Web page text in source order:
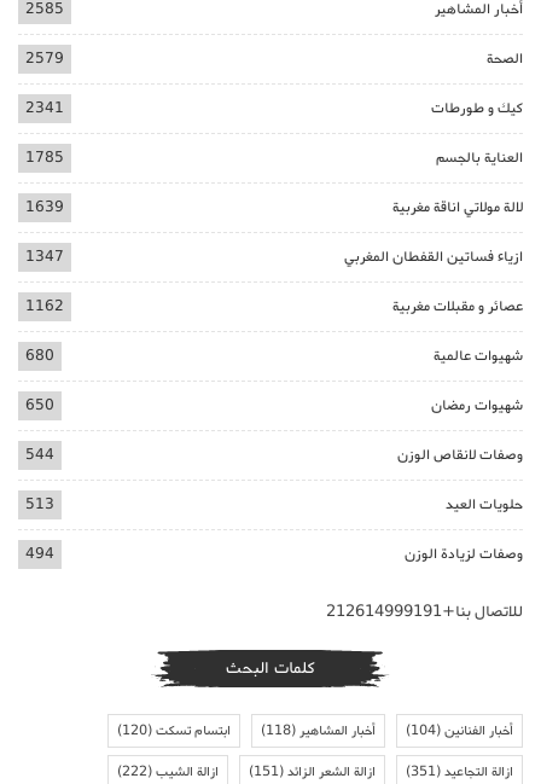
أخبار المشاهير 2585
الصحة 2579
كيك و طورطات 2341
العناية بالجسم 1785
لالة مولاتي اناقة مغربية 1639
ازياء فساتين القفطان المغربي 1347
عصائر و مقبلات مغربية 1162
شهيوات عالمية 680
شهيوات رمضان 650
وصفات لانقاص الوزن 544
حلويات العيد 513
وصفات لزيادة الوزن 494
للاتصال بنا+212614999191
كلمات البحث
أخبار الفنانين(104) أخبار المشاهير(118) ابتسام تسكت(120)
ازالة التجاعيد(351) ازالة الشعر الزائد(151) ازالة الشيب(222)